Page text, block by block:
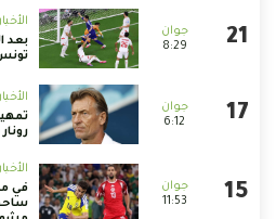
8:29
بعد
6:12
11:53
في